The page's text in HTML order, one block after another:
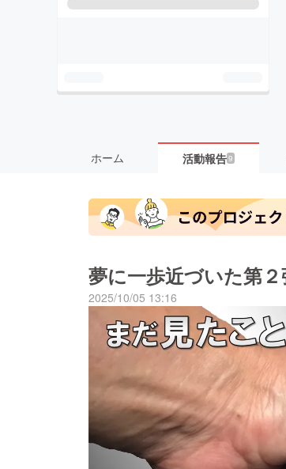
ホーム 活動報告9
夢に一歩近づいた第
2025/10/05 13:16